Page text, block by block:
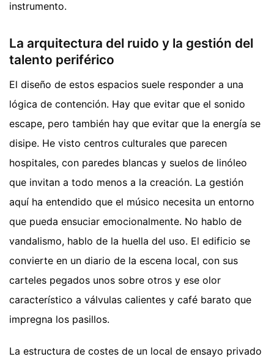
instrumento.
La arquitectura del ruido y la gestión del
talento periférico
El diseño de estos espacios suele responder a una
lógica de contención. Hay que evitar que el sonido
escape, pero también hay que evitar que la energía se
disipe. He visto centros culturales que parecen
hospitales, con paredes blancas y suelos de linóleo
que invitan a todo menos a la creación. La gestión
aquí ha entendido que el músico necesita un entorno
que pueda ensuciar emocionalmente. No hablo de
vandalismo, hablo de la huella del uso. El edificio se
convierte en un diario de la escena local, con sus
carteles pegados unos sobre otros y ese olor
característico a válvulas calientes y café barato que
impregna los pasillos.
La estructura de costes de un local de ensayo privado